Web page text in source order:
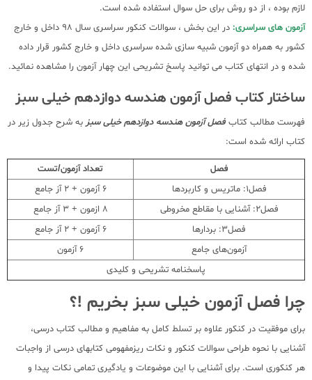
لازم بوده ، از دو روش برای حل سوال استفاده شده است.
آزمون های سراسری:
در این بخش ، سوالات کنکور سراسری سال 98 داخل و خارج
کشور به همراه دو آزمون شبیه سازی شده سراسری داخل و خارج کشور قرار داده
شده و در انتهای کتاب می توانید پاسخ تشریحی این چهار آزمون را مشاهده نمائید.
ساختار کتاب فصل آزمون هندسه دوازدهم خیلی سبز
فهرست مطالب کتابفصل آزمون هندسه دوازدهم خیلی سبزبه شرح جدول زیر در
کتاب ارائه شده است:
فصل
تعداد آزمون/تست
فصل1: ماتریس و کاربردها
6 آزمون + 2 آز جامع
فصل2: آشنایی با مقاطع مخروطی
8 ازمون + 3 آز جامع
فصل3: بردارها
6 آزمون + 2 آز جامع
آزمون‌های جامع
6 آزمون
پاسخنامه تشریحی و کلیدی
چرا فصل آزمون خیلی سبز بخریم !؟
برای موفقیت در کنکور علاوه بر تسلط کامل به مفاهیم و مطالب کتاب درسی،
آشنایی با نحوه طراحی سوالات کنکور و نکات ریزمفهومی کتابهای درسی از واجبات
هر کنکوری است. برای آشنایی با این موضوعات و یادگیری تمامی نکات پیدا و